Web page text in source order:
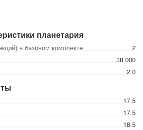
планетария
в базовом комплекте
2
38 000
2.0
17.5
17.5
18.5